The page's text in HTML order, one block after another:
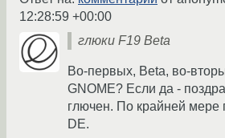
12:28:59 +00:00
глюки F19 Beta
Во-первых, Beta, во-
GNOME? Если да -
глючен. По крайней мере
DE.